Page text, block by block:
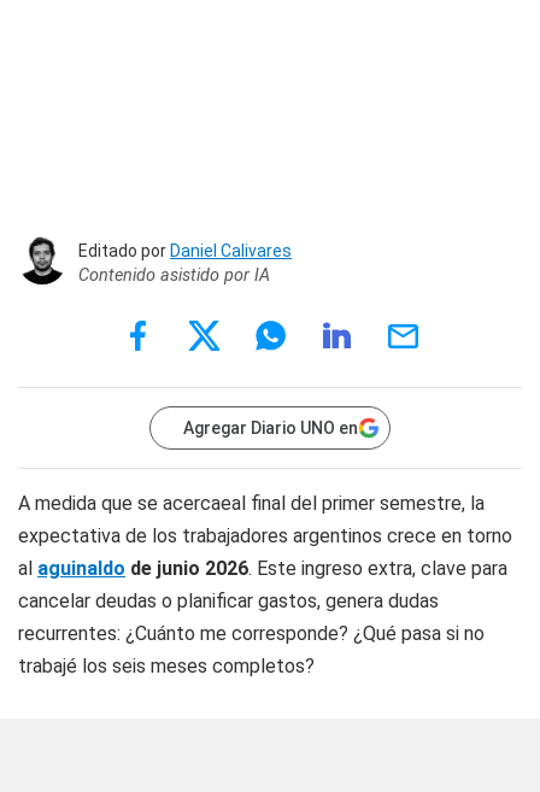
Editado porDaniel Calivares
Contenido asistido por IA
Agregar Diario UNO en
A medida que se acercaeal final del primer semestre, la
expectativa de los trabajadores argentinos crece en torno
al aguinaldo de junio 2026. Este ingreso extra, clave para
cancelar deudas o planificar gastos, genera dudas
recurrentes: ¿Cuánto me corresponde? ¿Qué pasa si no
trabajé los seis meses completos?